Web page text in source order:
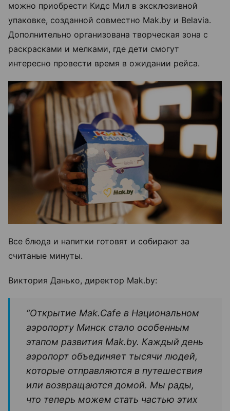
можно приобрести Кидс Мил в эксклюзивной
упаковке, созданной совместно Mak.by и Belavia.
Дополнительно организована творческая зона с
раскрасками и мелками, где дети смогут
интересно провести время в ожидании рейса.
Все блюда и напитки готовят и собирают за
считаные минуты.
Виктория Данько, директор Mak.by:
“Открытие Mak.Cafe в Национальном
аэропорту Минск стало особенным
этапом развития Mak.by. Каждый день
аэропорт объединяет тысячи людей,
которые отправляются в путешествия
или возвращаются домой. Мы рады,
что теперь можем стать частью этих